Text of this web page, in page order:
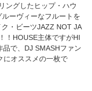
ングしたヒップ・ハウ
ーヴィーなフルートを
・ビーツJAZZ NOT JA
！HOUSE主体ですがHI
で、DJ SMASHファン
にオススメの一枚で